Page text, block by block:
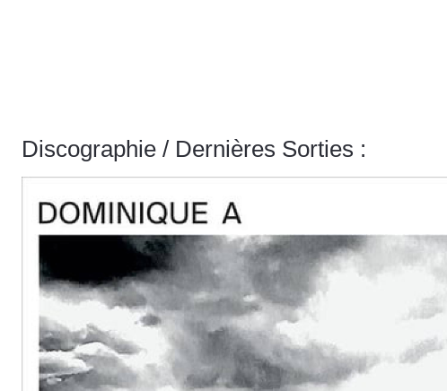
Discographie / Dernières Sorties :